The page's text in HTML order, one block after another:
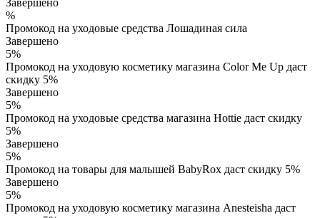
Завершено
%
Промокод на уходовые средства Лошадиная сила
Завершено
5%
Промокод на уходовую косметику магазина Color Me Up даст
скидку 5%
Завершено
5%
Промокод на уходовые средства магазина Hottie даст скидку
5%
Завершено
5%
Промокод на товары для малышей BabyRox даст скидку 5%
Завершено
5%
Промокод на уходовую косметику магазина Anesteisha даст